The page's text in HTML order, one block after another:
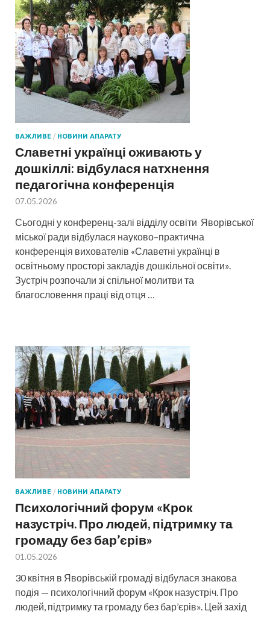
ВАЖЛИВЕ / НОВИНИ АПАРАТУ
Славетні українці оживають у
дошкіллі: відбулася натхнення
педагогічна конференція
07.05.2026
Сьогодні у конференц-залі відділу освіти Яворівської
міської ради відбулася науково–практична
конференція вихователів «Славетні українці в
освітньому просторі закладів дошкільної освіти».
Зустріч розпочали зі спільної молитви та
благословення праці від отця …
ВАЖЛИВЕ / НОВИНИ АПАРАТУ
Психологічний форум «Крок
назустріч. Про людей, підтримку та
громаду без бар’єрів»
01.05.2026
30 квітня в Яворівській громаді відбулася знакова
подія — психологічний форум «Крок назустріч. Про
людей, підтримку та громаду без бар’єрів». Цей захід